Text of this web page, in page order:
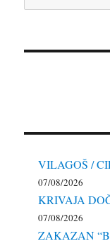
for:
VILAGOŠ /
07/08/2026
KRIVAJA
07/08/2026
ZAKAZAN